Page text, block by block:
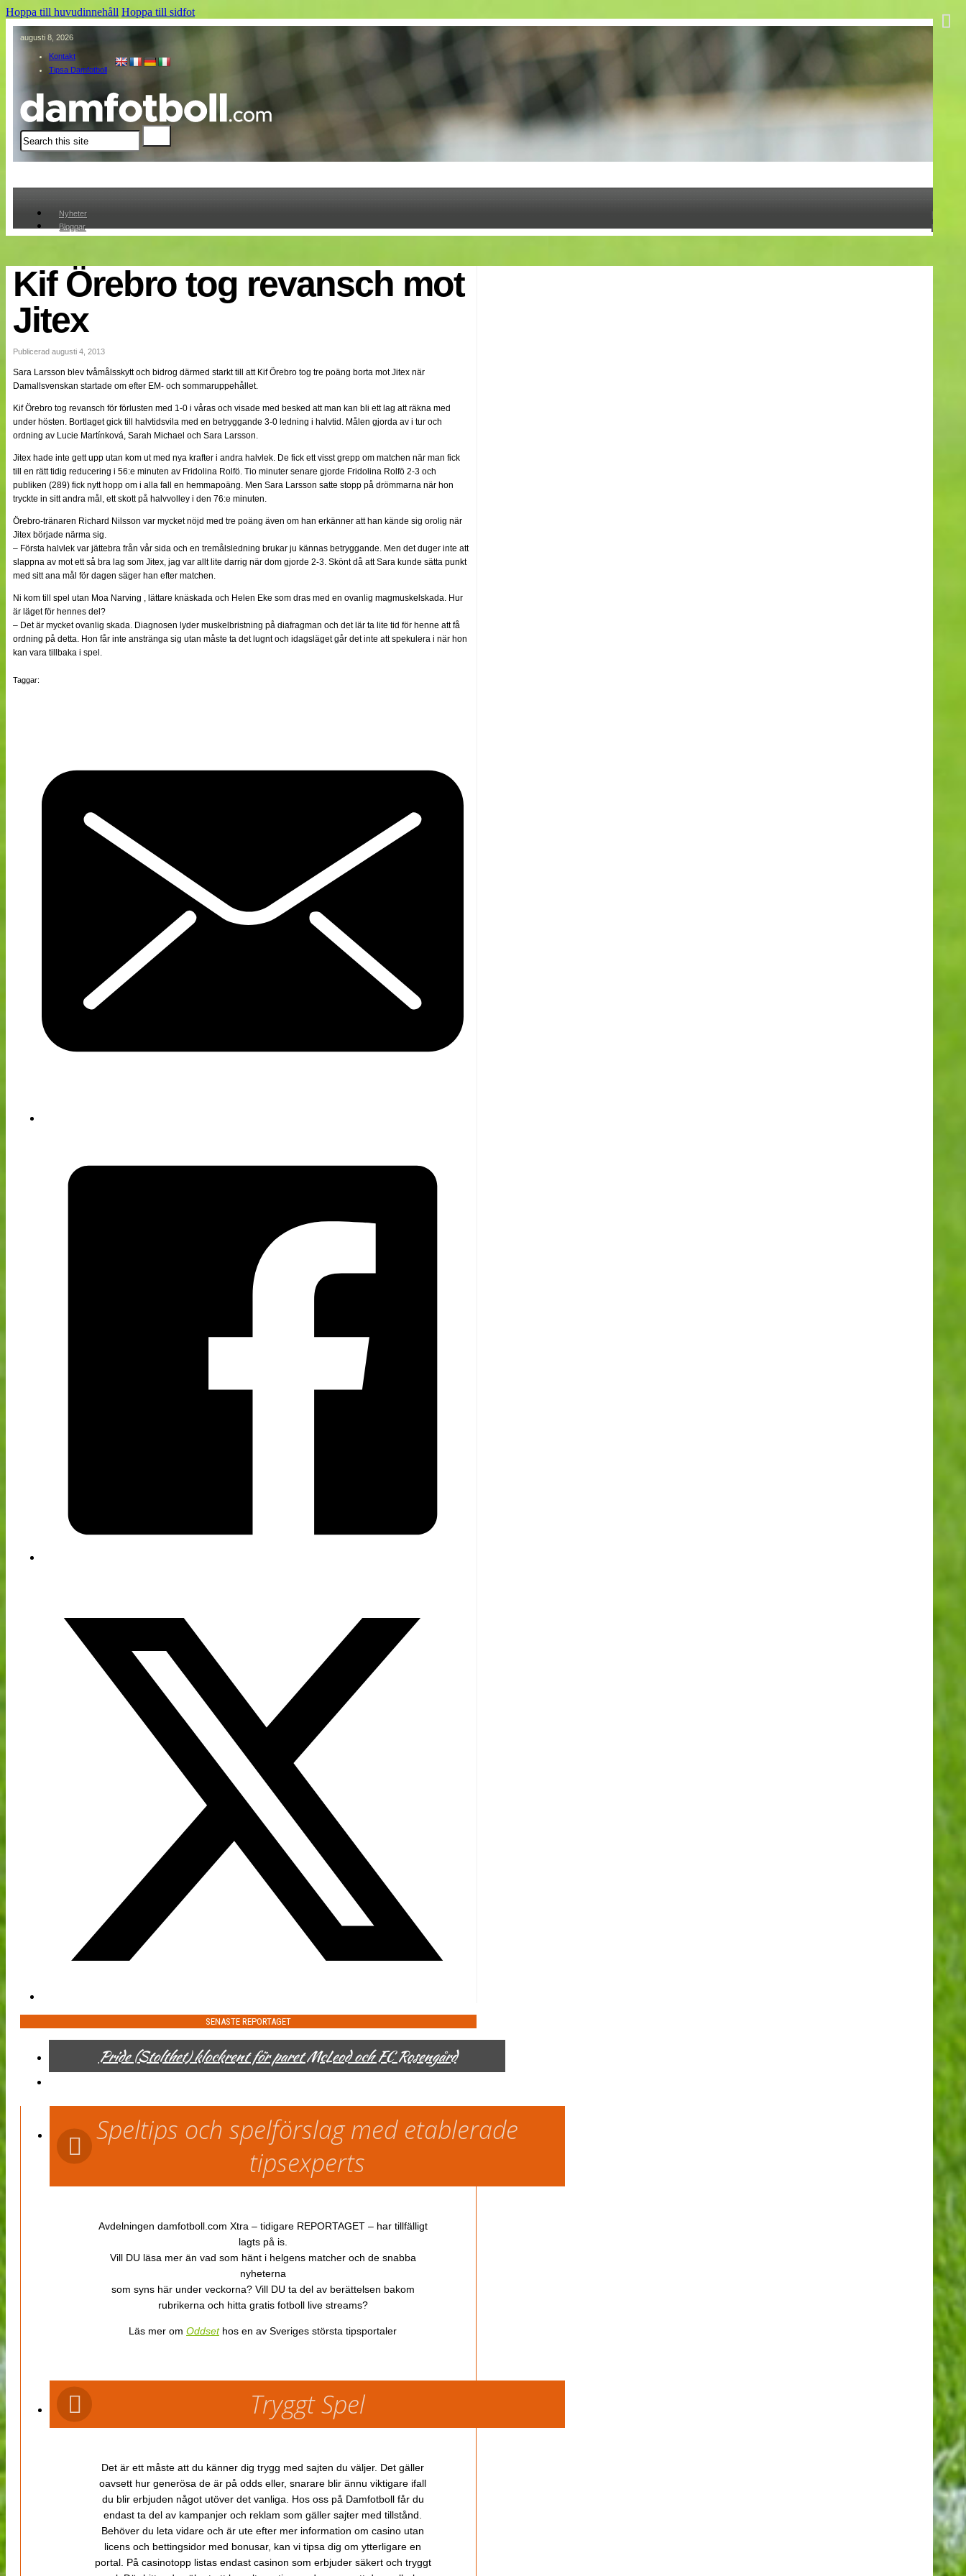
Hoppa till huvudinnehåll Hoppa till sidfot
augusti 8, 2026
Kontakt
Tipsa Damfotboll
Sök
Nyheter
Bloggar
Cuper
Medlemmar
Medlemsbilder
Om oss
NÄTverket
Nyheter
Bloggar
Lagen
Webb-TV
Cuper
Medlemmar
Medlemsbilder
Till klubbkassan
Om oss
Split vision
Kif Örebro tog revansch mot
Jitex
Publicerad augusti 4, 2013
Sara Larsson blev tvåmålsskytt och bidrog därmed starkt till att Kif Örebro tog tre poäng borta mot Jitex när
Damallsvenskan startade om efter EM- och sommaruppehållet.
Kif Örebro tog revansch för förlusten med 1-0 i våras och visade med besked att man kan bli ett lag att räkna med
under hösten. Bortlaget gick till halvtidsvila med en betryggande 3-0 ledning i halvtid. Målen gjorda av i tur och
ordning av Lucie Martínková, Sarah Michael och Sara Larsson.
Jitex hade inte gett upp utan kom ut med nya krafter i andra halvlek. De fick ett visst grepp om matchen när man fick
till en rätt tidig reducering i 56:e minuten av Fridolina Rolfö. Tio minuter senare gjorde Fridolina Rolfö 2-3 och
publiken (289) fick nytt hopp om i alla fall en hemmapoäng. Men Sara Larsson satte stopp på drömmarna när hon
tryckte in sitt andra mål, ett skott på halvvolley i den 76:e minuten.
Örebro-tränaren Richard Nilsson var mycket nöjd med tre poäng även om han erkänner att han kände sig orolig när
Jitex började närma sig.
– Första halvlek var jättebra från vår sida och en tremålsledning brukar ju kännas betryggande. Men det duger inte att
slappna av mot ett så bra lag som Jitex, jag var allt lite darrig när dom gjorde 2-3. Skönt då att Sara kunde sätta punkt
med sitt ana mål för dagen säger han efter matchen.
Ni kom till spel utan Moa Narving , lättare knäskada och Helen Eke som dras med en ovanlig magmuskelskada. Hur
är läget för hennes del?
– Det är mycket ovanlig skada. Diagnosen lyder muskelbristning på diafragman och det lär ta lite tid för henne att få
ordning på detta. Hon får inte anstränga sig utan måste ta det lugnt och idagsläget går det inte att spekulera i när hon
kan vara tillbaka i spel.
Taggar:
SENASTE REPORTAGET
Pride (Stolthet) klockrent för paret McLeod och FC Rosengård
Speltips och spelförslag med etablerade
tipsexperts
Avdelningen damfotboll.com Xtra – tidigare REPORTAGET – har tillfälligt
lagts på is.
Vill DU läsa mer än vad som hänt i helgens matcher och de snabba
nyheterna
som syns här under veckorna? Vill DU ta del av berättelsen bakom
rubrikerna och hitta gratis fotboll live streams?
Läs mer om Oddsethos en av Sveriges största tipsportaler
Tryggt Spel
Det är ett måste att du känner dig trygg med sajten du väljer. Det gäller
oavsett hur generösa de är på odds eller, snarare blir ännu viktigare ifall
du blir erbjuden något utöver det vanliga. Hos oss på Damfotboll får du
endast ta del av kampanjer och reklam som gäller sajter med tillstånd.
Behöver du leta vidare och är ute efter mer information om casino utan
licens och bettingsidor med bonusar, kan vi tipsa dig om ytterligare en
portal. På casinotopp listas endast casinon som erbjuder säkert och tryggt